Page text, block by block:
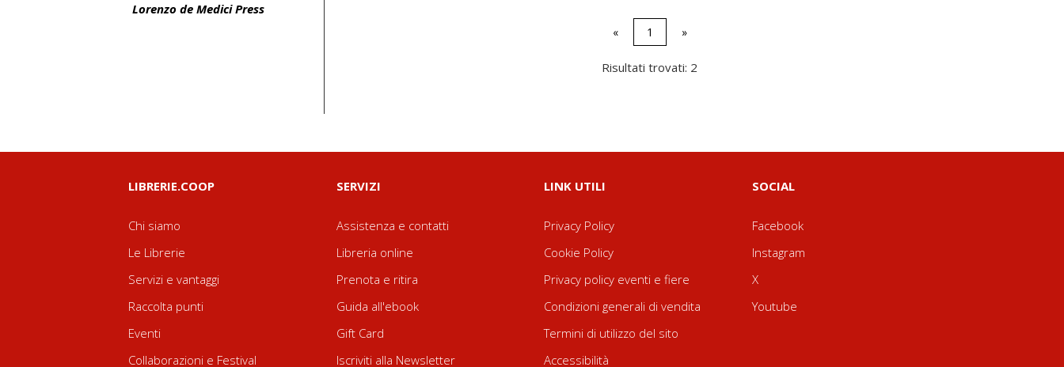
Lorenzo de Medici Press
« 1 »
Risultati trovati: 2
LIBRERIE.COOP
Chi siamo
Le Librerie
Servizi e vantaggi
Raccolta punti
Eventi
Collaborazioni e Festival
SERVIZI
Assistenza e contatti
Libreria online
Prenota e ritira
Guida all'ebook
Gift Card
Iscriviti alla Newsletter
LINK UTILI
Privacy Policy
Cookie Policy
Privacy policy eventi e fiere
Condizioni generali di vendita
Termini di utilizzo del sito
Accessibilità
SOCIAL
Facebook
Instagram
X
Youtube